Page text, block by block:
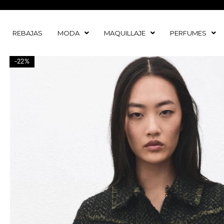
contenido
REBAJAS MODA MAQUILLAJE PERFUMES
-22%